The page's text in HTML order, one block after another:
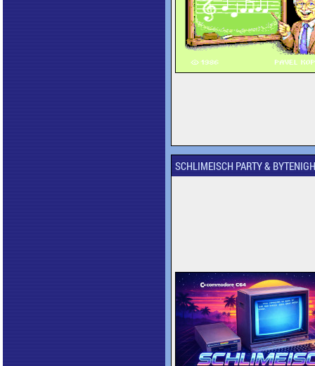
SCHLIMEISCH PARTY &